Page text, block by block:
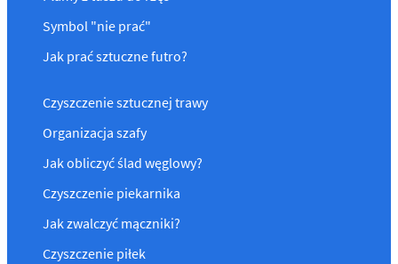
Symbol "nie prać"
Jak prać sztuczne futro?
Czyszczenie sztucznej trawy
Organizacja szafy
Jak obliczyć ślad węglowy?
Czyszczenie piekarnika
Jak zwalczyć mączniki?
Czyszczenie piłek